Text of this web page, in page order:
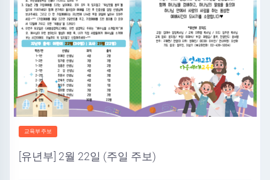
교육부주보
[유년부] 2월 22일 (주일 주보)